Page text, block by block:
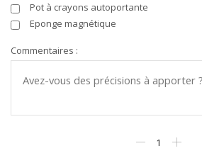
Pot à crayons autoportante
Eponge magnétique
Commentaires :